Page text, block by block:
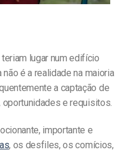
lugar num edifício
é a realidade na maioria
a captação de
e requisitos.
importante e
, os desfiles, os comícios,